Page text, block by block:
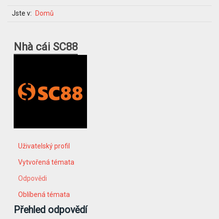
Jste v: Domů
Nhà cái SC88
Uživatelský profil
Vytvořená témata
Odpovědi
Oblíbená témata
Přehled odpovědí